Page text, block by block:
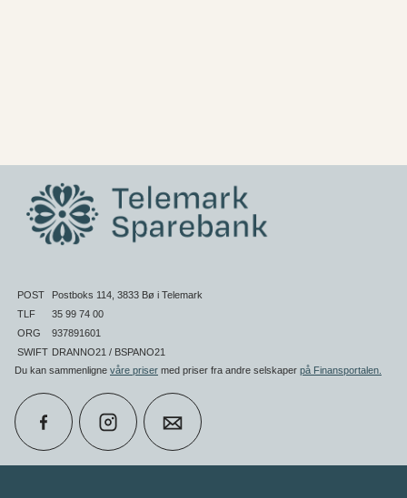
POST
Postboks 114, 3833 Bø i Telemark
TLF
35 99 74 00
ORG
937891601
SWIFT DRANNO21 / BSPANO21
Du kan sammenligne våre priser med priser fra andre selskaper på Finansportalen